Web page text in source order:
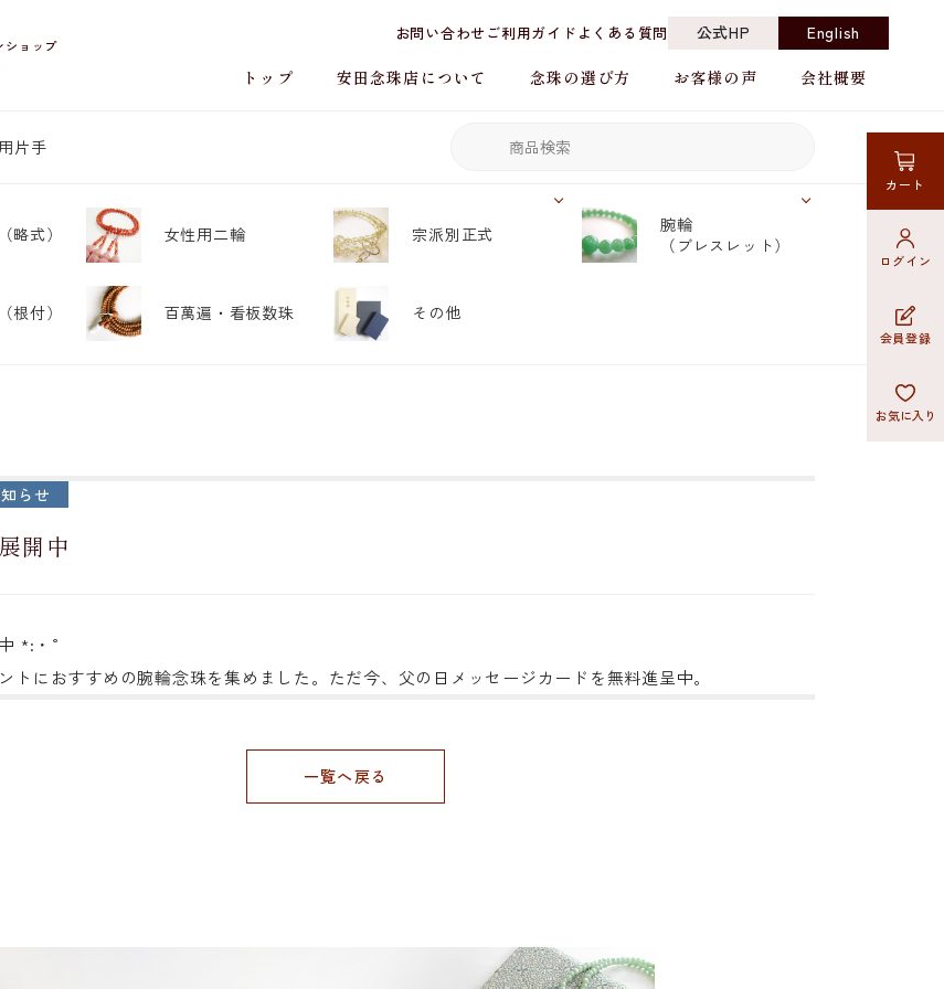
ショップ
お問い合わせ ご利用ガイド よくある質問 公式HP English
トップ 安田念珠店について 念珠の選び方 お客様の声 会社概要
カート
ログイン
会員登録
お気に入り
片手
（略式） 女性用二輪 宗派別正式
腕輪
（ブレスレット）
（根付） 百萬遍・ 看板数珠 その他
らせ
開中
*:・°
トにおすすめの腕輪念珠を集めました。ただ今、父の日メッセージカードを無料進呈中。
一覧へ戻る